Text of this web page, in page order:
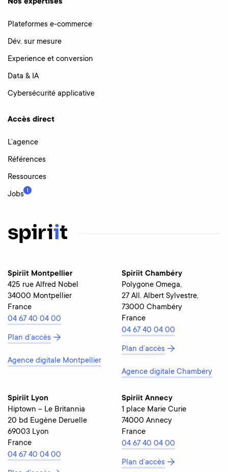
Plateformes e-commerce
Dév. sur mesure
Experience et conversion
Data & IA
Cybersécurité applicative
Accès direct
L’agence
Références
Ressources
Jobs 1
Spiriit Montpellier
425 rue Alfred Nobel
34000 Montpellier
France
04 67 40 04 00
Plan d’accès
Agence digitale Montpellier
Spiriit Chambéry
Polygone Omega,
27 All. Albert Sylvestre,
73000 Chambéry
France
04 67 40 04 00
Plan d’accès
Agence digitale Chambéry
Spiriit Lyon
Hiptown – Le Britannia
20 bd Eugène Deruelle
69003 Lyon
France
04 67 40 04 00
Spiriit Annecy
1 place Marie Curie
74000 Annecy
France
04 67 40 04 00
Plan d’accès